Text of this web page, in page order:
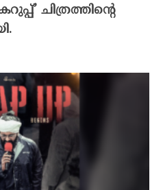
ചിത്രത്തിന്റെ